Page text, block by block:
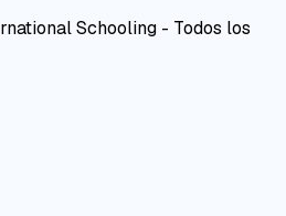
Schooling - Todos los